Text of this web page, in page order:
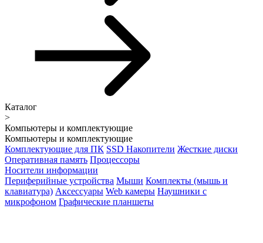
Каталог
>
Компьютеры и комплектующие
Компьютеры и комплектующие
Комплектующие для ПК SSD Накопители Жесткие диски
Оперативная память Процессоры
Носители информации
Периферийные устройства Мыши Комплекты (мышь и
клавиатура) Аксессуары Web камеры Наушники с
микрофоном Графические планшеты